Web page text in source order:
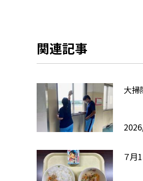
関連記事
大掃
７月